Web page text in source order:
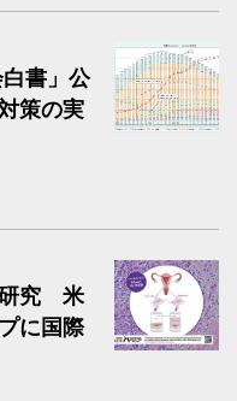
書」公
策の実
研究 米
に国際